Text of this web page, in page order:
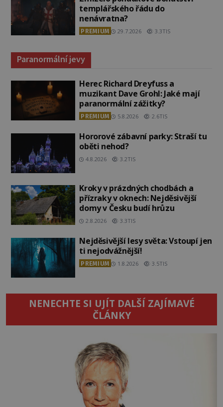
templářského řádu do
nenávratna?
PREMIUM 29.7.2026 3.3TIS
Paranormální jevy
Herec Richard Dreyfuss a
muzikant Dave Grohl: Jaké mají
paranormální zážitky?
PREMIUM 5.8.2026 2.6TIS
Hororové zábavní parky: Straší tu
oběti nehod?
4.8.2026 3.2TIS
Kroky v prázdných chodbách a
přízraky v oknech: Nejděsivější
domy v Česku budí hrůzu
2.8.2026 3.3TIS
Nejděsivější lesy světa: Vstoupí jen
ti nejodvážnější!
PREMIUM 1.8.2026 3.5TIS
NENECHTE SI UJÍT DALŠÍ ZAJÍMAVÉ
ČLÁNKY